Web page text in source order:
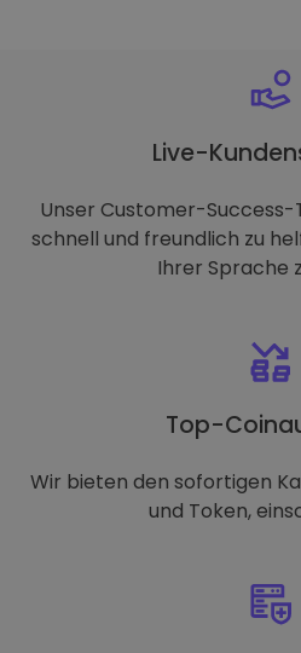
Live-
Unser Customer-
schnell und freundlich zu
Ihrer Sprache
Top-
Wir bieten den sofortigen
und Token,